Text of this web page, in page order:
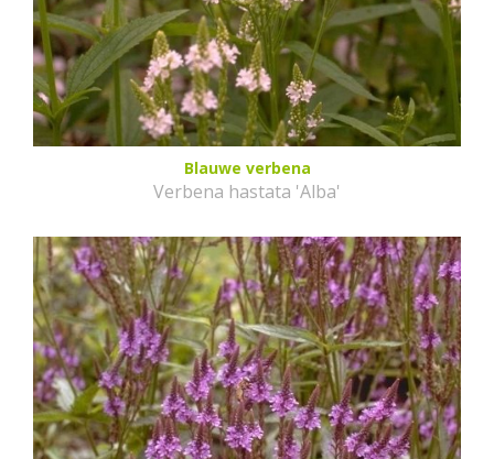
Blauwe verbena
Verbena hastata 'Alba'